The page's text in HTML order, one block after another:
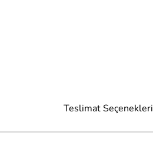
Teslimat Seçenekleri